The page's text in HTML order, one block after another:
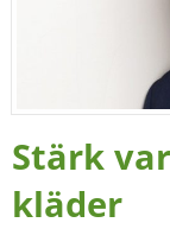
Stärk
kläder